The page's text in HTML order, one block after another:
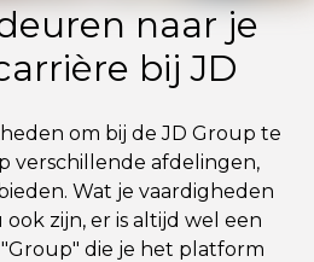
naar je
bij JD
om bij de JD Group te
verschillende afdelingen,
Wat je vaardigheden
zijn, er is altijd wel een
die je het platform